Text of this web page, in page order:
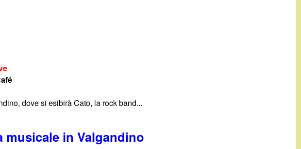
dove si esibirà Cato, la rock band...
musicale in Valgandino